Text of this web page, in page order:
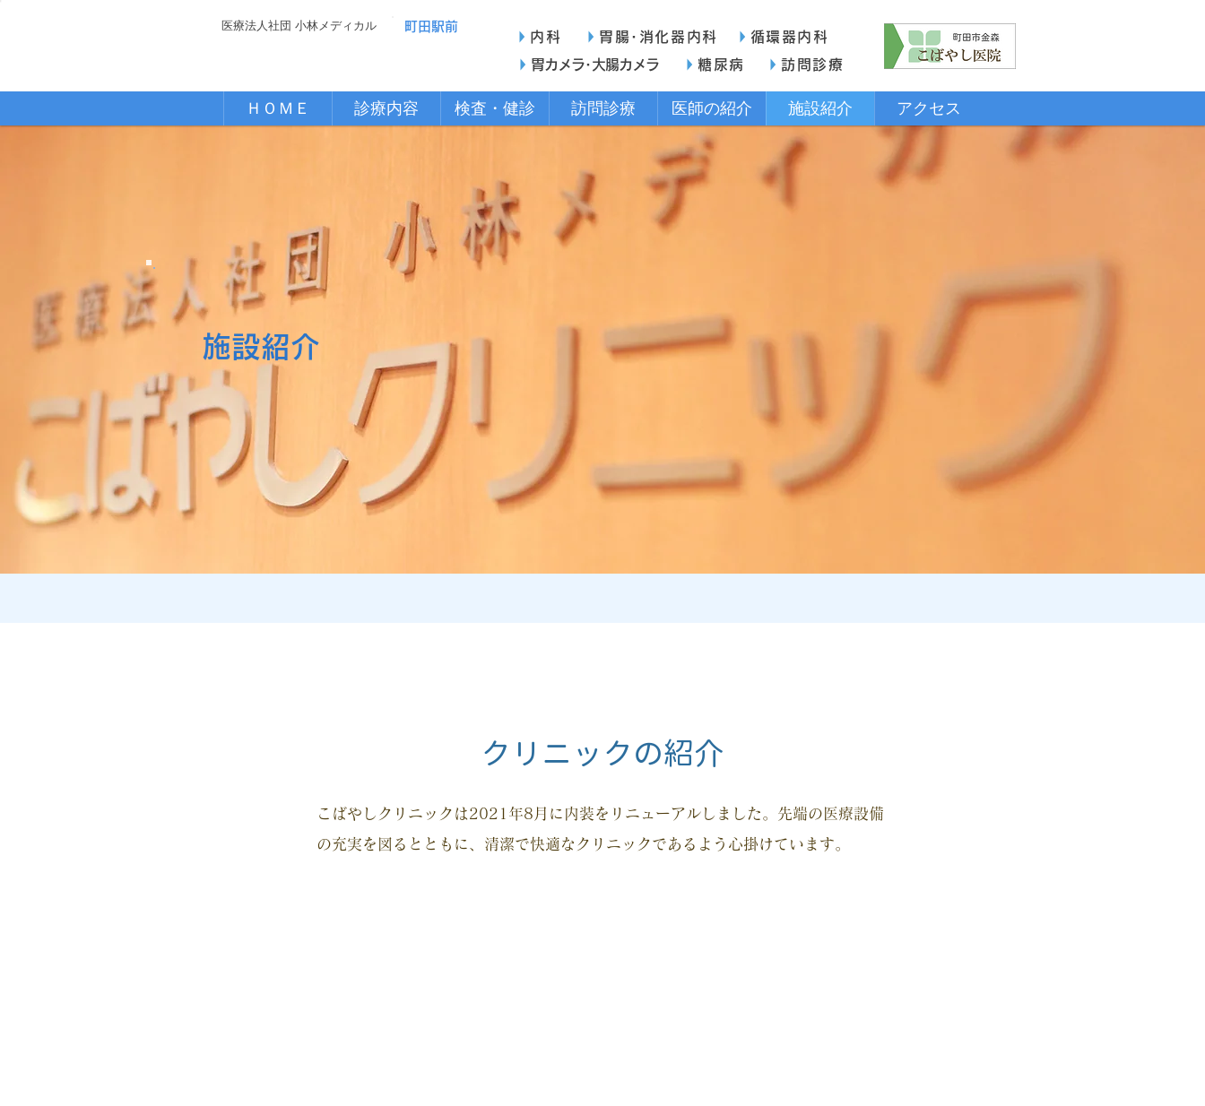
医療法人社団 小林メディカル 町田駅前
内科 胃腸･消化器内科
循環器内科
胃カメラ･大腸カメラ
糖尿病 訪問診療
ＨＯＭＥ 診療内容 検査・健診 訪問診療 医師の紹介 施設紹介 アクセス
施設紹介
クリニックの紹介
こばやしクリニックは2021年8月に内装をリニューアルしました。先端の医療設備
の充実を図るとともに、清潔で快適なクリニックであるよう心掛けています。